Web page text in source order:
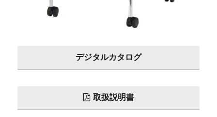
デジタルカタログ
取扱説明書